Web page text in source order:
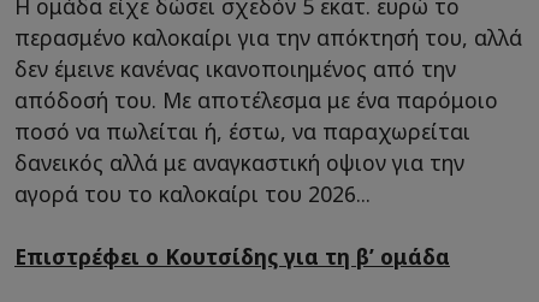
περασμένο καλοκαίρι για την απόκτησή του, αλλά
δεν έμεινε κανένας ικανοποιημένος από την
απόδοσή του. Με αποτέλεσμα με ένα παρόμοιο
ποσό να πωλείται ή, έστω, να παραχωρείται
δανεικός αλλά με αναγκαστική οψιον για την
αγορά του το καλοκαίρι του 2026...
Επιστρέφει ο Κουτσίδης για τη β’ ομάδα